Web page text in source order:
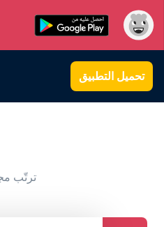
تحميل التطبيق
ترتّب